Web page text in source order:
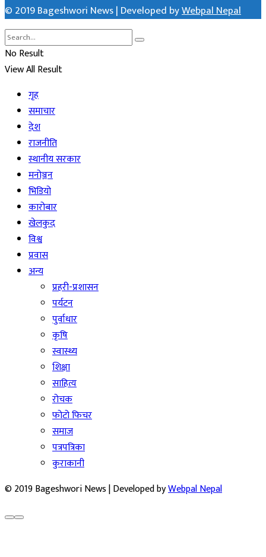
© 2019 Bageshwori News | Developed byWebpal Nepal
No Result
View All Result
गृह
समाचार
देश
राजनीति
स्थानीय सरकार
मनोञ्जन
भिडियो
कारोबार
खेलकुद
विश्व
प्रवास
अन्य
प्रहरी-प्रशासन
पर्यटन
पुर्वाधार
कृषि
स्वास्थ्य
शिक्षा
साहित्य
रोचक
फोटो फिचर
समाज
पत्रपत्रिका
कुराकानी
© 2019 Bageshwori News | Developed byWebpal Nepal